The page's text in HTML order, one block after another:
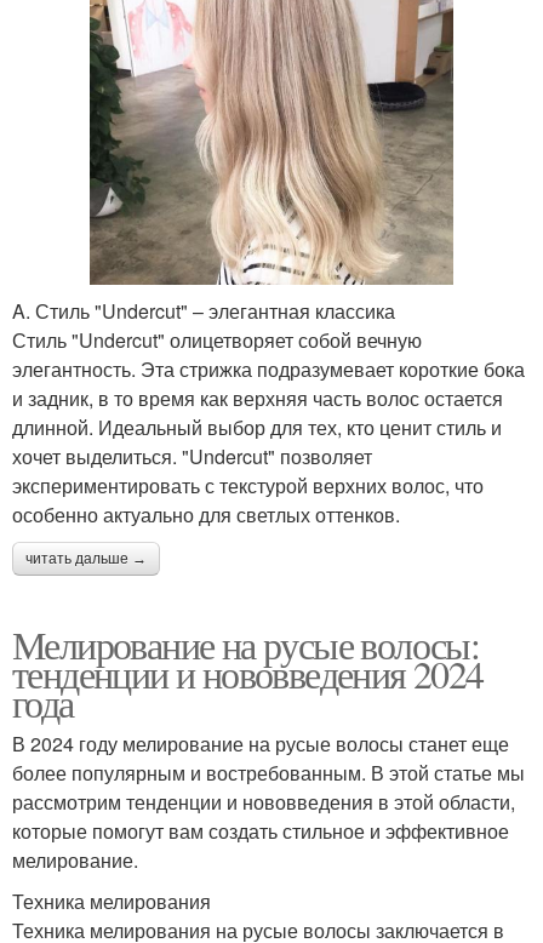
A. Стиль "Undercut" – элегантная классика
Стиль "Undercut" олицетворяет собой вечную
элегантность. Эта стрижка подразумевает короткие бока
и задник, в то время как верхняя часть волос остается
длинной. Идеальный выбор для тех, кто ценит стиль и
хочет выделиться. "Undercut" позволяет
экспериментировать с текстурой верхних волос, что
особенно актуально для светлых оттенков.
читать дальше →
Мелирование на русые волосы:
тенденции и нововведения 2024
года
В 2024 году мелирование на русые волосы станет еще
более популярным и востребованным. В этой статье мы
рассмотрим тенденции и нововведения в этой области,
которые помогут вам создать стильное и эффективное
мелирование.
Техника мелирования
Техника мелирования на русые волосы заключается в